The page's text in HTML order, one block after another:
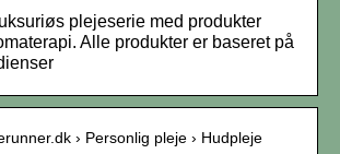
plejeserie med produkter
Alle produkter er baseret på
› Personlig pleje › Hudpleje